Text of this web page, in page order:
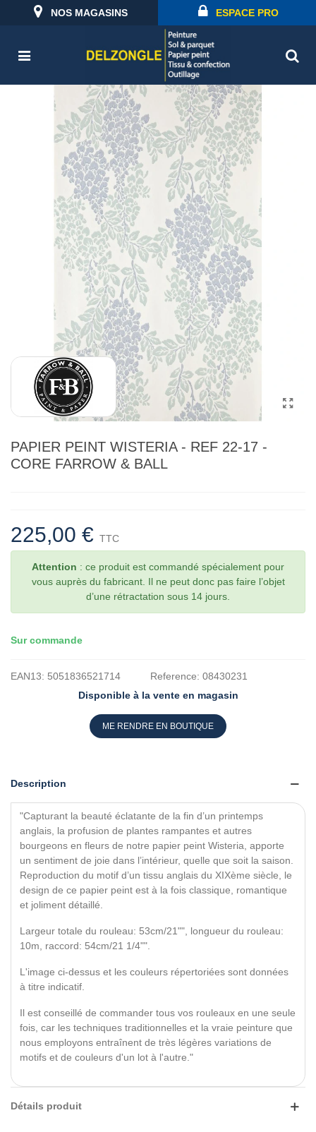
NOS MAGASINS ESPACE PRO
PAPIER PEINT WISTERIA - REF 22-17 -
CORE FARROW & BALL
225,00 € TTC
Attention : ce produit est commandé spécialement pour
vous auprès du fabricant. Il ne peut donc pas faire l’objet
d’une rétractation sous 14 jours.
Sur commande
EAN13: 5051836521714 Reference: 08430231
Disponible à la vente en magasin
ME RENDRE EN BOUTIQUE
Description
"Capturant la beauté éclatante de la fin d’un printemps
anglais, la profusion de plantes rampantes et autres
bourgeons en fleurs de notre papier peint Wisteria, apporte
un sentiment de joie dans l’intérieur, quelle que soit la saison.
Reproduction du motif d’un tissu anglais du XIXème siècle, le
design de ce papier peint est à la fois classique, romantique
et joliment détaillé.
Largeur totale du rouleau: 53cm/21"", longueur du rouleau:
10m, raccord: 54cm/21 1/4"".
L'image ci-dessus et les couleurs répertoriées sont données
à titre indicatif.
Il est conseillé de commander tous vos rouleaux en une seule
fois, car les techniques traditionnelles et la vraie peinture que
nous employons entraînent de très légères variations de
motifs et de couleurs d'un lot à l'autre."
Détails produit